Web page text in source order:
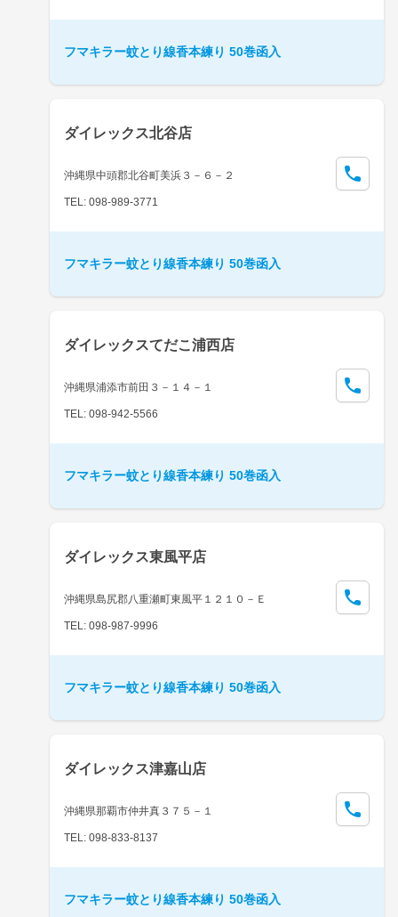
フマキラー蚊とり線香本練り 50巻函入
ダイレックス北谷店
沖縄県中頭郡北谷町美浜３－６－２
TEL: 098-989-3771
フマキラー蚊とり線香本練り 50巻函入
ダイレックスてだこ浦西店
沖縄県浦添市前田３－１４－１
TEL: 098-942-5566
フマキラー蚊とり線香本練り 50巻函入
ダイレックス東風平店
沖縄県島尻郡八重瀬町東風平１２１０－Ｅ
TEL: 098-987-9996
フマキラー蚊とり線香本練り 50巻函入
ダイレックス津嘉山店
沖縄県那覇市仲井真３７５－１
TEL: 098-833-8137
フマキラー蚊とり線香本練り 50巻函入